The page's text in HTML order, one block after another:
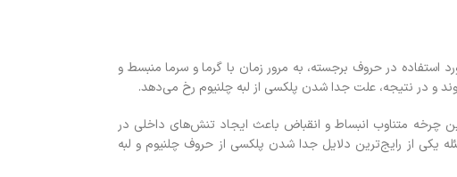
استفاده در حروف برجسته، به مرور زمان با گرما و سرما منبسط و
و در نتیجه، علت جدا شدن پلکسی از لبه چلنیوم رخ می‌دهد.
چرخه متناوب انبساط و انقباض باعث ایجاد تنش‌های داخلی در
از رایج‌ترین دلایل جدا شدن پلکسی از حروف چلنیوم و لبه